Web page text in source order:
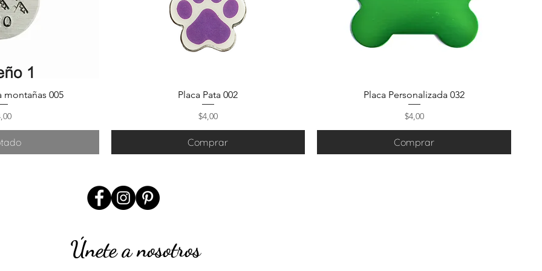
montañas 005 Placa Pata 002
Precio
$4,00
Comprar
Placa Personalizada 032
Precio
$4,00
Comprar
Únete a nosotros